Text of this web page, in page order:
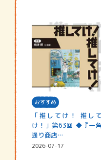
おすすめ
「推してけ！ 推して
け！」第63回 ◆『一角
通り商店…
2026-07-17